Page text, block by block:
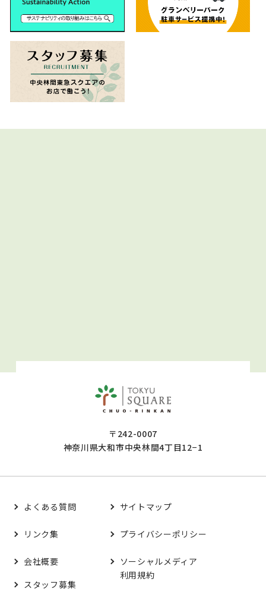
〒242-0007
神奈川県大和市中央林間4丁目12−1
よくある質問 サイトマップ
リンク集 プライバシーポリシー
会社概要
ソーシャルメディア
利用規約
スタッフ募集